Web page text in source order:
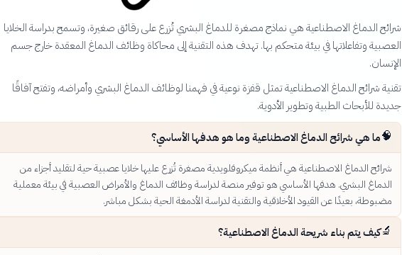
شرائح الدماغ الاصطناعية هي نماذج مصغرة للدماغ البشري تُزرع على رقائق صغيرة، وتسمح بدراسة الخلايا
العصبية وتفاعلاتها في بيئة متحكم بها. تهدف هذه التقنية إلى محاكاة وظائف الدماغ المعقدة خارج جسم
الإنسان.
تقنية شرائح الدماغ الاصطناعية تمثل قفزة نوعية في فهمنا لوظائف الدماغ البشري وأمراضه، وتفتح آفاقًا
جديدة للأبحاث الطبية وتطوير الأدوية.
🧠ما هي شرائح الدماغ الاصطناعية وما هو هدفها الأساسي؟
شرائح الدماغ الاصطناعية هي أنظمة ميكروفلويدية مصغرة تُزرع عليها خلايا عصبية حية لتقليد أجزاء من
الدماغ البشري. هدفها الأساسي هو توفير منصة لدراسة وظائف الدماغ والأمراض العصبية في بيئة معملية
مضبوطة، بعيدًا عن القيود الأخلاقية والتقنية لدراسة الأدمغة الحية بشكل مباشر.
🔬كيف يتم بناء شريحة الدماغ الاصطناعية؟